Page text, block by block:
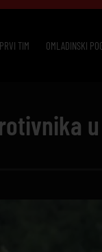
PRVI TIM OMLADINSKI